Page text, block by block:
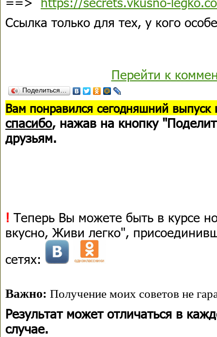
Ссылка только для тех, у кого
Перейти к
Поделиться…
Вам понравился сегодняшний выпуск
спасибо, нажав на кнопку
друзьям.
! Теперь Вы можете быть в курсе
вкусно, Живи легко",
сетях:
Важно: Получение моих советов не
Результат может отличаться в
случае.